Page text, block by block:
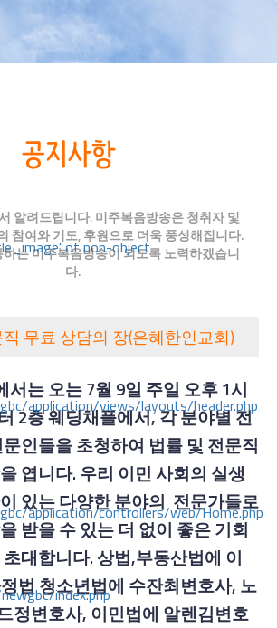
of non-object
application/views/layouts/header.php
application/controllers/web/Home.php
index.php
알려드립니다. 미주복음방송은 청취자 및
참여와 기도, 후원으로 더욱 풍성해집니다.
는 미주복음방송이 되도록 노력하겠습니
다.
무료 상담의 장(은혜한인교회)
서는 오는7월 9일 주일 오후 1시
2층 웨딩채플에서, 각 분야별 전
인들을 초청하여 법률 및 전문직
엽니다. 우리 이민 사회의 실생
있는 다양한 분야의 전문가들로
받을 수 있는 더 없이 좋은 기회
대합니다. 상법,부동산법에 이
법 청소년법에 수잔최변호사, 노
정변호사, 이민법에 알렌김변호